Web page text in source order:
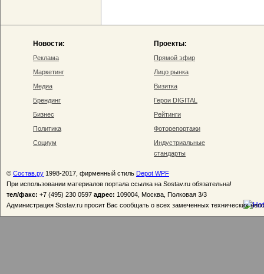
Новости:
Реклама
Маркетинг
Медиа
Брендинг
Бизнес
Политика
Социум
Проекты:
Прямой эфир
Лицо рынка
Визитка
Герои DIGITAL
Рейтинги
Фоторепортажи
Индустриальные
стандарты
© Состав.ру 1998-2017, фирменный стиль Depot WPF
При использовании материалов портала ссылка на Sostav.ru обязательна!
тел/факс: +7 (495) 230 0597 адрес: 109004, Москва, Полковая 3/3
Администрация Sostav.ru просит Вас сообщать о всех замеченных технических